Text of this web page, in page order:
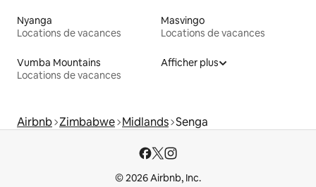
Nyanga
Locations de vacances
Masvingo
Locations de vacances
Vumba Mountains
Locations de vacances
Afficher plus
Airbnb Zimbabwe Midlands Senga
© 2026 Airbnb, Inc.